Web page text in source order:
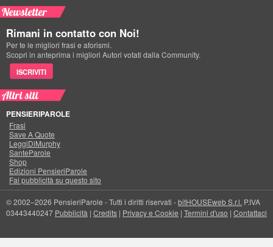
Newsletter
Rimani in contatto con Noi!
Per te le migliori frasi e aforismi.
Scopri in anteprima i migliori Autori votati dalla Community.
ISCRIVITI
Altri siti
PENSIERIPAROLE
Frasi
Save A Quote
LeggiDiMurphy
SanteParole
Shop
Edizioni PensieriParole
Fai pubblicità su questo sito
© 2002–2026 PensieriParole - Tutti i diritti riservati -bitHOUSEweb S.r.l. P.IVA
03443440247 Pubblicità | Credits | Privacy e Cookie | Termini d'uso | Contattaci